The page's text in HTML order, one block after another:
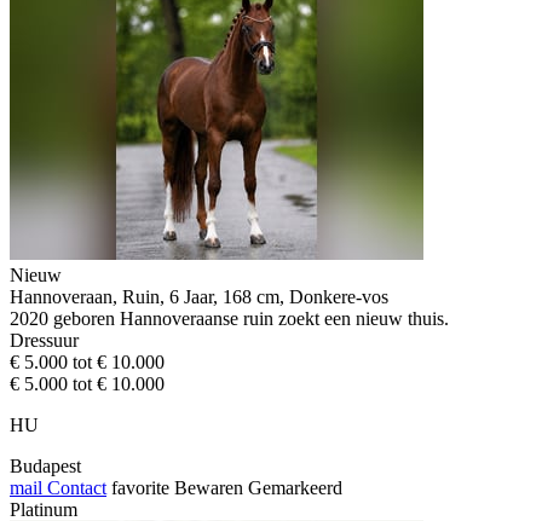
Nieuw
Hannoveraan, Ruin, 6 Jaar, 168 cm, Donkere-vos
2020 geboren Hannoveraanse ruin zoekt een nieuw thuis.
Dressuur
€ 5.000 tot € 10.000
€ 5.000 tot € 10.000
HU
Budapest
mail Contact favorite Bewaren Gemarkeerd
Platinum